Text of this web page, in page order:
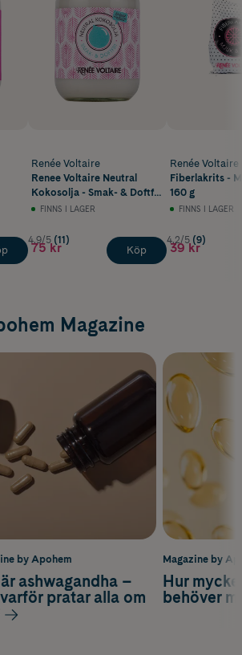
Renée Voltaire
Renee Voltaire Neutral
Kokosolja - Smak- & Doftfri
500 ml EKO
FINNS I LAGER
4.9/5 (11)
75 kr Köp
Renée Voltaire
Fiberlakrits -
160 g
FINNS I LAGER
4.2/5 (9)
39 kr
Magazine
Magazine by
Hur
behöver
by Apohem
ashwagandha –
pratar alla om